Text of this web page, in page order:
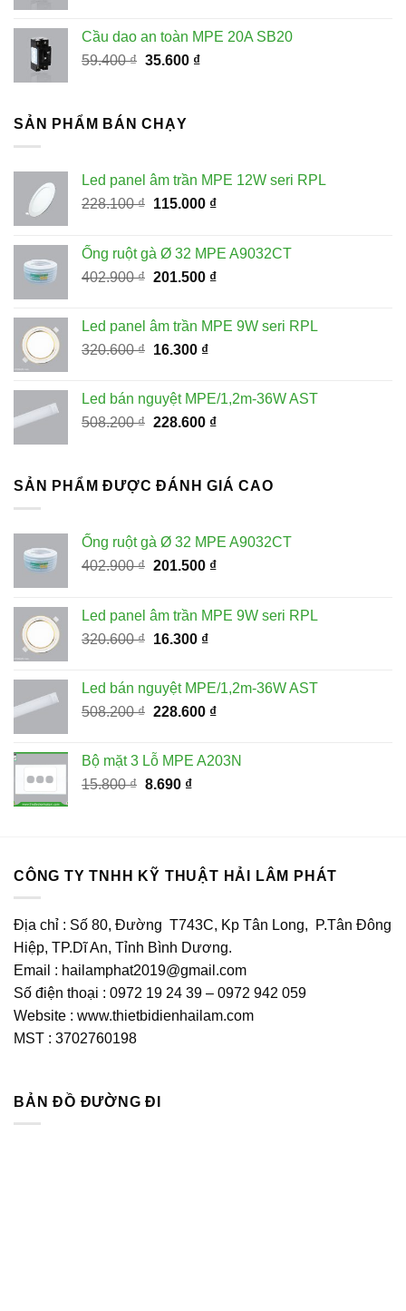
59.400 ₫.là:
35.600 ₫.
Cầu dao an toàn MPE 20A SB20
59.400₫ Giá
59.400 ₫.
35.600 ₫Giá
SẢN PHẨM BÁN CHẠY
Led panel âm trần MPE 12W seri RPL
228.100₫ Giá
228.100 ₫.
115.000 ₫Giá
là:
115.000 ₫.
Ống ruột gà Ø 32 MPE A9032CT
402.900₫ Giá
402.900 ₫.
201.500 ₫Giá
là:
Led panel âm trần MPE 9W seri RPL
320.600₫ Giá
320.600 ₫.
16.300 ₫Giá
là:
16.300 ₫.
Led bán nguyệt MPE/1,2m-36W AST
508.200₫ Giá
508.200 ₫.
228.600 ₫Giá
là:
SẢN PHẨM ĐƯỢC ĐÁNH GIÁ CAO
Ống ruột gà Ø 32 MPE A9032CT
402.900₫ Giá
402.900 ₫.
201.500 ₫Giá
là:
Led panel âm trần MPE 9W seri RPL
320.600₫ Giá
320.600 ₫.
16.300 ₫Giá
là:
16.300 ₫.
Led bán nguyệt MPE/1,2m-36W AST
508.200₫ Giá
là:
508.200 ₫.
228.600 ₫Giá
là:
Bộ mặt 3 Lỗ MPE A203N
15.800₫ Giá
8.690 ₫Giá
CÔNG TY TNHH KỸ THUẬT HẢI LÂM PHÁT
Địa chỉ : Số 80, Đường T743C, Kp Tân Long, P.Tân Đông
Hiệp, TP.Dĩ An, Tỉnh Bình Dương.
Email : hailamphat2019@gmail.com
Số điện thoại : 0972 19 24 39 – 0972 942 059
Website : www.thietbidienhailam.com
MST : 3702760198
BẢN ĐỒ ĐƯỜNG ĐI